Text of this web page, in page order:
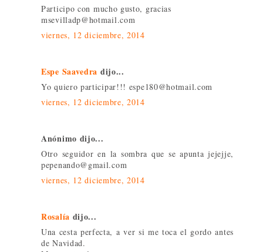
Participo con mucho gusto, gracias
msevilladp@hotmail.com
viernes, 12 diciembre, 2014
Espe Saavedra dijo...
Yo quiero participar!!! espe180@hotmail.com
viernes, 12 diciembre, 2014
Anónimo dijo...
Otro seguidor en la sombra que se apunta jejejje,
pepenando@gmail.com
viernes, 12 diciembre, 2014
Rosalía dijo...
Una cesta perfecta, a ver si me toca el gordo antes
de Navidad.